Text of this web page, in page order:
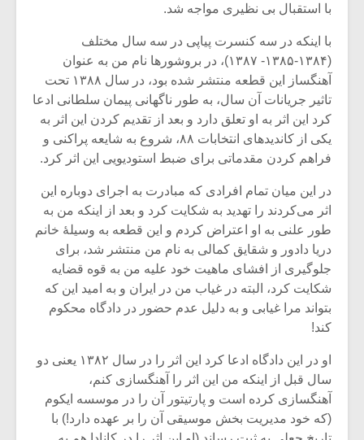
با استقبال بی نظیری مواجه شد.
با اینکه در سه کنسرت پیاپی در سه سال مختلف
(۱۳۸۴-۱۳۸۵- ۱۳۸۷)، در بروشورها نام من به عنوان
آهنگساز این قطعه منتشر شده بود، در سال ۱۳۸۸ تحت
تاثیر جریانات آن سال، به طور ناگهانی پیمان سلطانی ادعا
کرد این اثر به او تعلق دارد و بعد از تقدیم کردن این اثر به
یکی از کاندیدهای انتخابات ۸۸، شروع به شایعه پراکنی و
فراهم کردن مقدماتی برای ضبط استودیویی این اثر کرد.
در این میان تمام افرادی که مبادرت به اجرای دوباره این
اثر می‌کردند را تهدید به شکایت کرد و بعد از اینکه من به
طور علنی به او اعتراض کردم و این قطعه به وسیلۀ خانم
دریا دادور و شقایق کمالی به نام من منتشر شد، برای
جلوگیری از افشای ماهیت خود علیه من به قوه قضایه
شکایت کرد، البته در غیاب من در ایران و به امید این که
بتواند مرا غیابی و به دلیل عدم حضور در دادگاه محکوم
کند!
او در این دادگاه ادعا کرد این اثر را در سال ۱۳۸۲ یعنی دو
سال قبل از اینکه من این اثر را آهنگسازی کنم،
آهنگسازی کرده است و پارتیتور آن را در موسسه ایکوم
(که خود مدیریت بخش موسیقی آن را بر عهده دارد!) با